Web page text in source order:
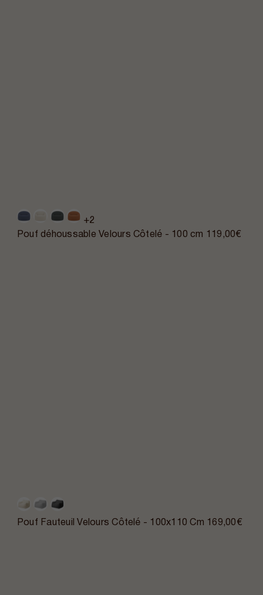
+2
Pouf déhoussable Velours Côtelé - 100 cm 119,00€
Pouf Fauteuil Velours Côtelé - 100x110 Cm 169,00€